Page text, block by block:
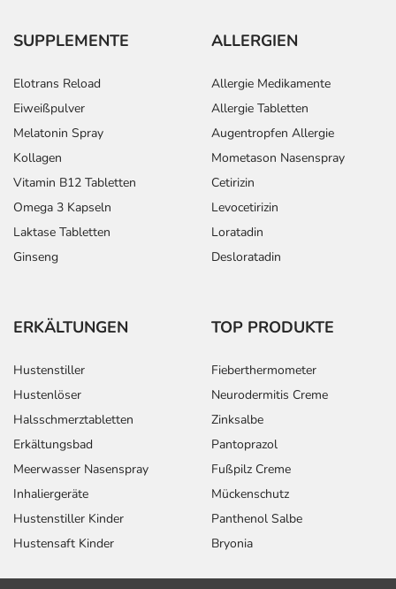
SUPPLEMENTE
Elotrans Reload
Eiweißpulver
Melatonin Spray
Kollagen
Vitamin B12 Tabletten
Omega 3 Kapseln
Laktase Tabletten
Ginseng
ALLERGIEN
Allergie Medikamente
Allergie Tabletten
Augentropfen Allergie
Mometason Nasenspray
Cetirizin
Levocetirizin
Loratadin
Desloratadin
ERKÄLTUNGEN
Hustenstiller
Hustenlöser
Halsschmerztabletten
Erkältungsbad
Meerwasser Nasenspray
Inhaliergeräte
Hustenstiller Kinder
Hustensaft Kinder
TOP PRODUKTE
Fieberthermometer
Neurodermitis Creme
Zinksalbe
Pantoprazol
Fußpilz Creme
Mückenschutz
Panthenol Salbe
Bryonia